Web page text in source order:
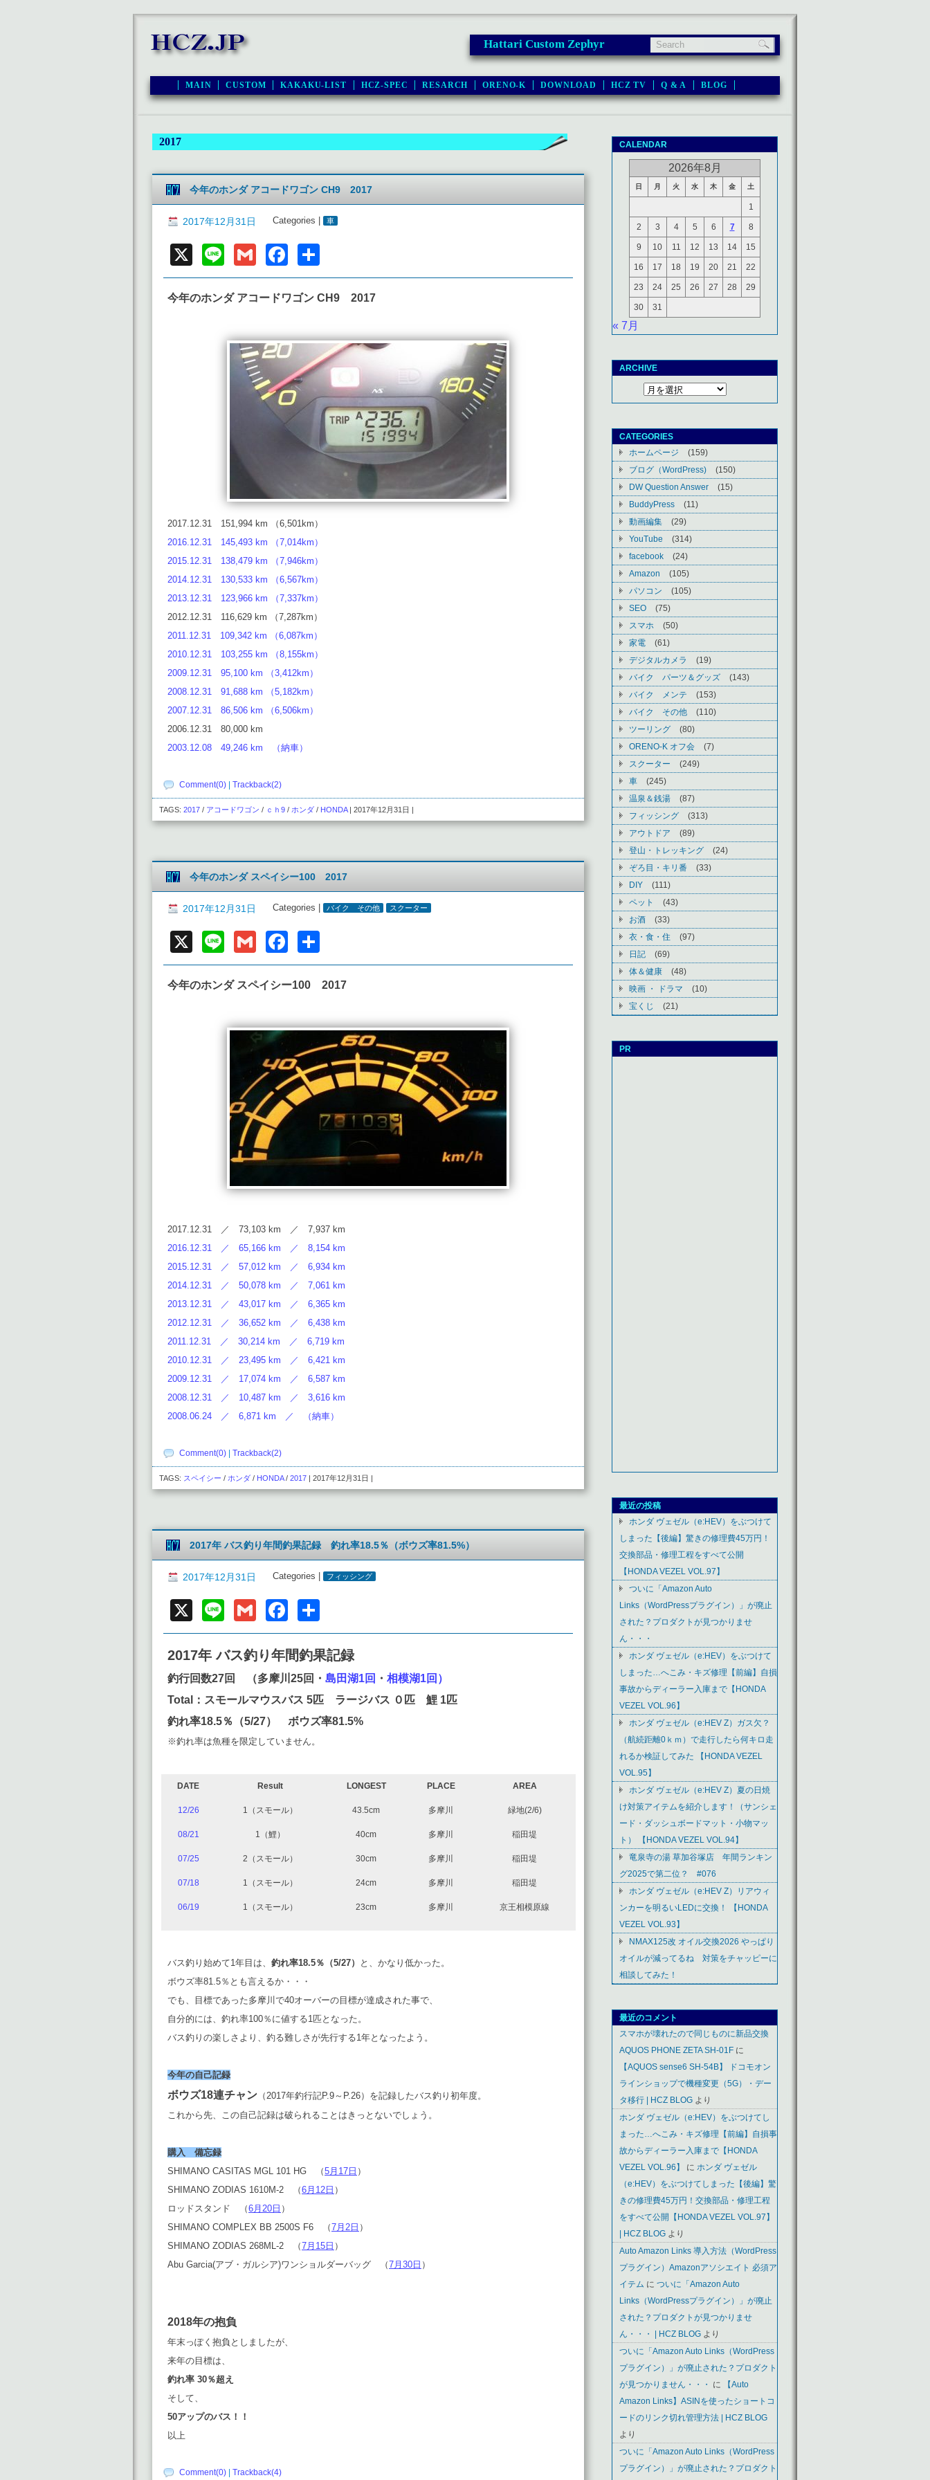
Hattari Custom Zephyr
MAIN CUSTOM KAKAKU-LIST HCZ-SPEC RESARCH ORENO-K DOWNLOAD HCZ TV Q & A BLOG
2017
今年のホンダ アコードワゴン CH9 2017
2017年12月31日 Categories | 車
X Line GmailFacebook
有
今年のホンダ アコードワゴン CH9 2017
2017.12.31 151,994 km （6,501km）
2016.12.31 145,493 km （7,014km）
2015.12.31 138,479 km （7,946km）
2014.12.31 130,533 km （6,567km）
2013.12.31 123,966 km （7,337km）
2012.12.31 116,629 km （7,287km）
2011.12.31 109,342 km （6,087km）
2010.12.31 103,255 km （8,155km）
2009.12.31 95,100 km （3,412km）
2008.12.31 91,688 km （5,182km）
2007.12.31 86,506 km （6,506km）
2006.12.31 80,000 km
2003.12.08 49,246 km （納車）
Comment(0) Trackback(2)
TAGS: 2017 / アコードワゴン / ｃｈ9 / ホンダ / HONDA| 2017年12月31日 |
今年のホンダ スペイシー100 2017
2017年12月31日 Categories | バイク その他 スクーター
X Line GmailFacebook
有
今年のホンダ スペイシー100 2017
2017.12.31 ／ 73,103 km ／ 7,937 km
2016.12.31 ／ 65,166 km ／ 8,154 km
2015.12.31 ／ 57,012 km ／ 6,934 km
2014.12.31 ／ 50,078 km ／ 7,061 km
2013.12.31 ／ 43,017 km ／ 6,365 km
2012.12.31 ／ 36,652 km ／ 6,438 km
2011.12.31 ／ 30,214 km ／ 6,719 km
2010.12.31 ／ 23,495 km ／ 6,421 km
2009.12.31 ／ 17,074 km ／ 6,587 km
2008.12.31 ／ 10,487 km ／ 3,616 km
2008.06.24 ／ 6,871 km ／ （納車）
Comment(0) Trackback(2)
TAGS: スペイシー / ホンダ / HONDA/ 2017 | 2017年12月31日 |
2017年 バス釣り年間釣果記録 釣れ率18.5％（ボウズ率81.5%）
2017年12月31日 Categories | フィッシング
X Line GmailFacebook
有
2017年 バス釣り年間釣果記録
釣行回数27回 （多摩川25回・ 島田湖1回 ・ 相模湖1回）
Total：スモールマウスバス 5匹 ラージバス ０匹 鯉 1匹
釣れ率18.5％（5/27） ボウズ率81.5%
※釣れ率は魚種を限定していません。
DATE Result LONGEST PLACE AREA
12/26 1（スモール） 43.5cm 多摩川 緑地(2/6)
08/21 1（鯉） 40cm 多摩川 稲田堤
07/25 2（スモール） 30cm 多摩川 稲田堤
07/18 1（スモール） 24cm 多摩川 稲田堤
06/19 1（スモール） 23cm 多摩川 京王相模原線
バス釣り始めて1年目は、 釣れ率18.5％（5/27）
と、かなり低かった。
ボウズ率81.5％とも言えるか・・・
でも、目標であった多摩川で40オーバーの目標が達成された事で、
自分的には、釣れ率100％に値する1匹となった。
バス釣りの楽しさより、釣る難しさが先行する1年となったよう。
今年の自己記録
ボウズ18連チャン （2017年釣行記P.9～P.26）を記録したバス釣り初年度。
これから先、この自己記録は破られることはきっとないでしょう。
購入 備忘録
SHIMANO CASITAS MGL 101 HG （5月17日 ）
SHIMANO ZODIAS 1610M-2 （6月12日 ）
ロッドスタンド （6月20日 ）
SHIMANO COMPLEX BB 2500S F6 （7月2日 ）
SHIMANO ZODIAS 268ML-2 （7月15日 ）
Abu Garcia(アブ・ガルシア)ワンショルダーバッグ （7月30日 ）
2018年の抱負
年末っぽく抱負としましたが、
来年の目標は、
釣れ率 30％超え
そして、
50アップのバス！！
以上
Comment(0) Trackback(4)
CALENDAR
2026年8月
日 月 火 水 木 金 土
1
2 3 4 5 6 7 8
9 10 11 12 13 14 15
16 17 18 19 20 21 22
23 24 25 26 27 28 29
30 31
« 7月
ARCHIVE
CATEGORIES
ホームページ
(159)
ブログ（WordPress)
(150)
DW Question Answer
(15)
BuddyPress
(11)
動画編集
(29)
YouTube
(314)
facebook
(24)
Amazon
(105)
パソコン
(105)
SEO
(75)
スマホ
(50)
家電
(61)
デジタルカメラ
(19)
バイク パーツ＆グッズ
(143)
バイク メンテ
(153)
バイク その他
(110)
ツーリング
(80)
ORENO-K オフ会
(7)
スクーター
(249)
車
(245)
温泉＆銭湯
(87)
フィッシング
(313)
アウトドア
(89)
登山・トレッキング
(24)
ぞろ目・キリ番
(33)
DIY
(111)
ペット
(43)
お酒
(33)
衣・食・住
(97)
日記
(69)
体＆健康
(48)
映画 ・ ドラマ
(10)
宝くじ
(21)
PR
最近の投稿
ホンダ ヴェゼル（e:HEV）をぶつけて
しまった【後編】驚きの修理費45万円！
交換部品・修理工程をすべて公開
【HONDA VEZEL VOL.97】
ついに「Amazon Auto
Links（WordPressプラグイン）」が廃止
された？プロダクトが見つかりませ
ん・・・
ホンダ ヴェゼル（e:HEV）をぶつけて
しまった…へこみ・キズ修理【前編】自損
事故からディーラー入庫まで【HONDA
VEZEL VOL.96】
ホンダ ヴェゼル（e:HEV Z）ガス欠？
（航続距離0ｋｍ）で走行したら何キロ走
れるか検証してみた 【HONDA VEZEL
VOL.95】
ホンダ ヴェゼル（e:HEV Z）夏の日焼
け対策アイテムを紹介します！（サンシェ
ード・ダッシュボードマット・小物マッ
ト） 【HONDA VEZEL VOL.94】
竜泉寺の湯 草加谷塚店 年間ランキン
グ2025で第二位？ #076
ホンダ ヴェゼル（e:HEV Z）リアウィ
ンカーを明るいLEDに交換！ 【HONDA
VEZEL VOL.93】
NMAX125改 オイル交換2026 やっぱり
オイルが減ってるね 対策をチャッピーに
相談してみた！
最近のコメント
スマホが壊れたので同じものに新品交換
AQUOS PHONE ZETA SH-01F に
【AQUOS sense6 SH-54B】 ドコモオン
ラインショップで機種変更（5G）・デー
タ移行 | HCZ BLOG より
ホンダ ヴェゼル（e:HEV）をぶつけてし
まった…へこみ・キズ修理【前編】自損事
故からディーラー入庫まで【HONDA
VEZEL VOL.96】
に ホンダ ヴェゼル
（e:HEV）をぶつけてしまった【後編】驚
きの修理費45万円！交換部品・修理工程
をすべて公開【HONDA VEZEL VOL.97】
| HCZ BLOG より
Auto Amazon Links 導入方法（WordPress
プラグイン）Amazonアソシエイト 必須ア
イテム に ついに「Amazon Auto
Links（WordPressプラグイン）」が廃止
された？プロダクトが見つかりませ
ん・・・ | HCZ BLOG より
ついに「Amazon Auto Links（WordPress
プラグイン）」が廃止された？プロダクト
が見つかりません・・・
に
【Auto
Amazon Links】ASINを使ったショートコ
ードのリンク切れ管理方法 | HCZ BLOG
より
ついに「Amazon Auto Links（WordPress
プラグイン）」が廃止された？プロダクト